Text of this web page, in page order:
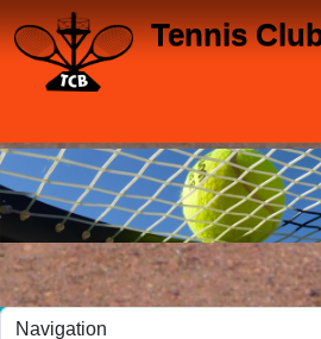
Tennis
Panneau de gestion des cookies